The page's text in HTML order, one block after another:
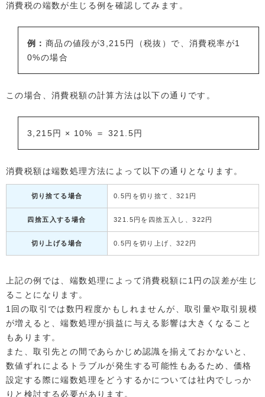
消費税の端数が生じる例を確認してみます。
例： 商品の値段が3,215円（税抜）で、消費税率が1
0%の場合
この場合、消費税額の計算方法は以下の通りです。
3,215円 × 10% ＝ 321.5円
消費税額は端数処理方法によって以下の通りとなります。
切り捨てる場合 0.5円を切り捨て、321円
四捨五入する場合 321.5円を四捨五入し、322円
切り上げる場合 0.5円を切り上げ、322円
上記の例では、端数処理によって消費税額に1円の誤差が生じ
ることになります。
1回の取引では数円程度かもしれませんが、取引量や取引規模
が増えると、端数処理が損益に与える影響は大きくなること
もあります。
また、取引先との間であらかじめ認識を揃えておかないと、
数値ずれによるトラブルが発生する可能性もあるため、価格
設定する際に端数処理をどうするかについては社内でしっか
りと検討する必要があります。